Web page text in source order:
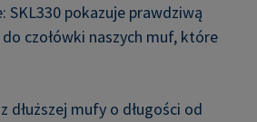
SKL330 pokazuje prawdziwą
czołówki naszych muf, które
dłuższej mufy o długości od